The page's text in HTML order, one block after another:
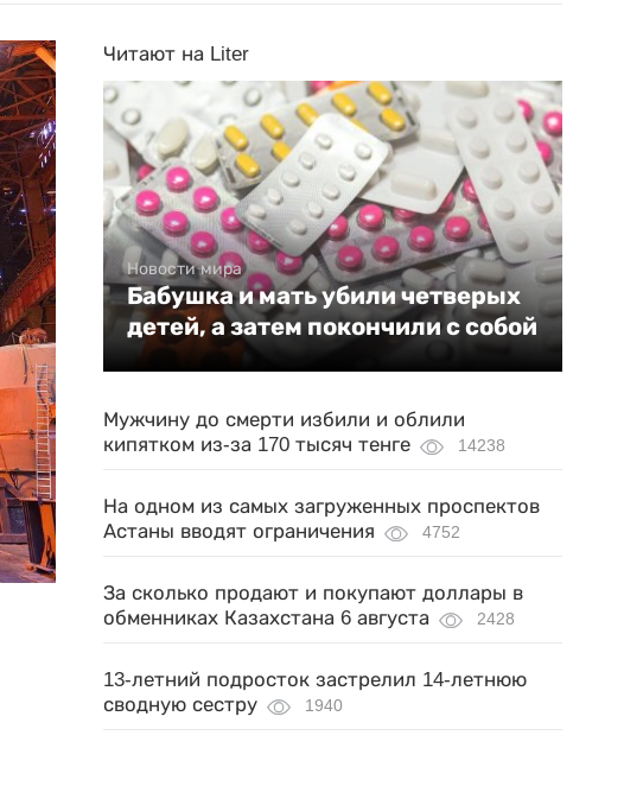
Читают на Liter
Новости мира
Бабушка и мать убили четверых
детей, а затем покончили с собой
Мужчину до смерти избили и облили
кипятком из-за 170 тысяч тенге
14238
На одном из самых загруженных проспектов
Астаны вводят ограничения
4752
За сколько продают и покупают доллары в
обменниках Казахстана 6 августа
2428
13-летний подросток застрелил 14-летнюю
сводную сестру
1940